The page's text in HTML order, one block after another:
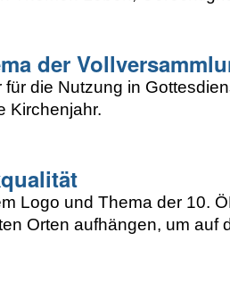
der
die Nutzung in
Kirchenjahr.
Logo und Thema der 10.
Orten aufhängen, um